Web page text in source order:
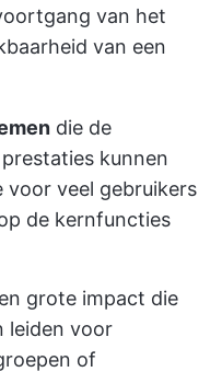
van het
van een
die de
kunnen
voor veel gebruikers
de kernfuncties
grote impact die
leiden voor
of